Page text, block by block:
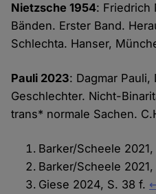
Nietzsche 1954: Friedrich
Bänden. Erster Band.
Schlechta. Hanser,
Pauli 2023: Dagmar Pauli,
Geschlechter. Nicht-
trans* normale Sachen.
Barker/Scheele 2021,
Barker/Scheele
Giese 2024, S. 38 f.